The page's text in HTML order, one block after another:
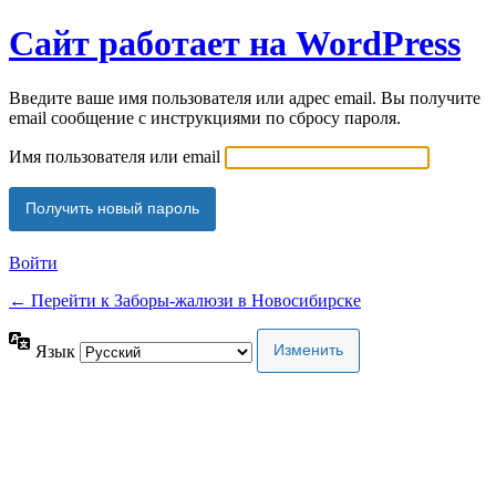
Сайт работает на WordPress
Введите ваше имя пользователя или адрес email. Вы получите
email сообщение с инструкциями по сбросу пароля.
Имя пользователя или email
Войти
← Перейти к Заборы-жалюзи в Новосибирске
Язык